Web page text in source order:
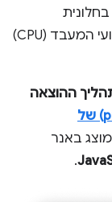
כדי ליצור פרופילים של ביצועי המעבד (CPU)
(112) מתחיל תהליך ההוצאה
הכלי לניתוח ביצועים (profiler) של
באנר
.